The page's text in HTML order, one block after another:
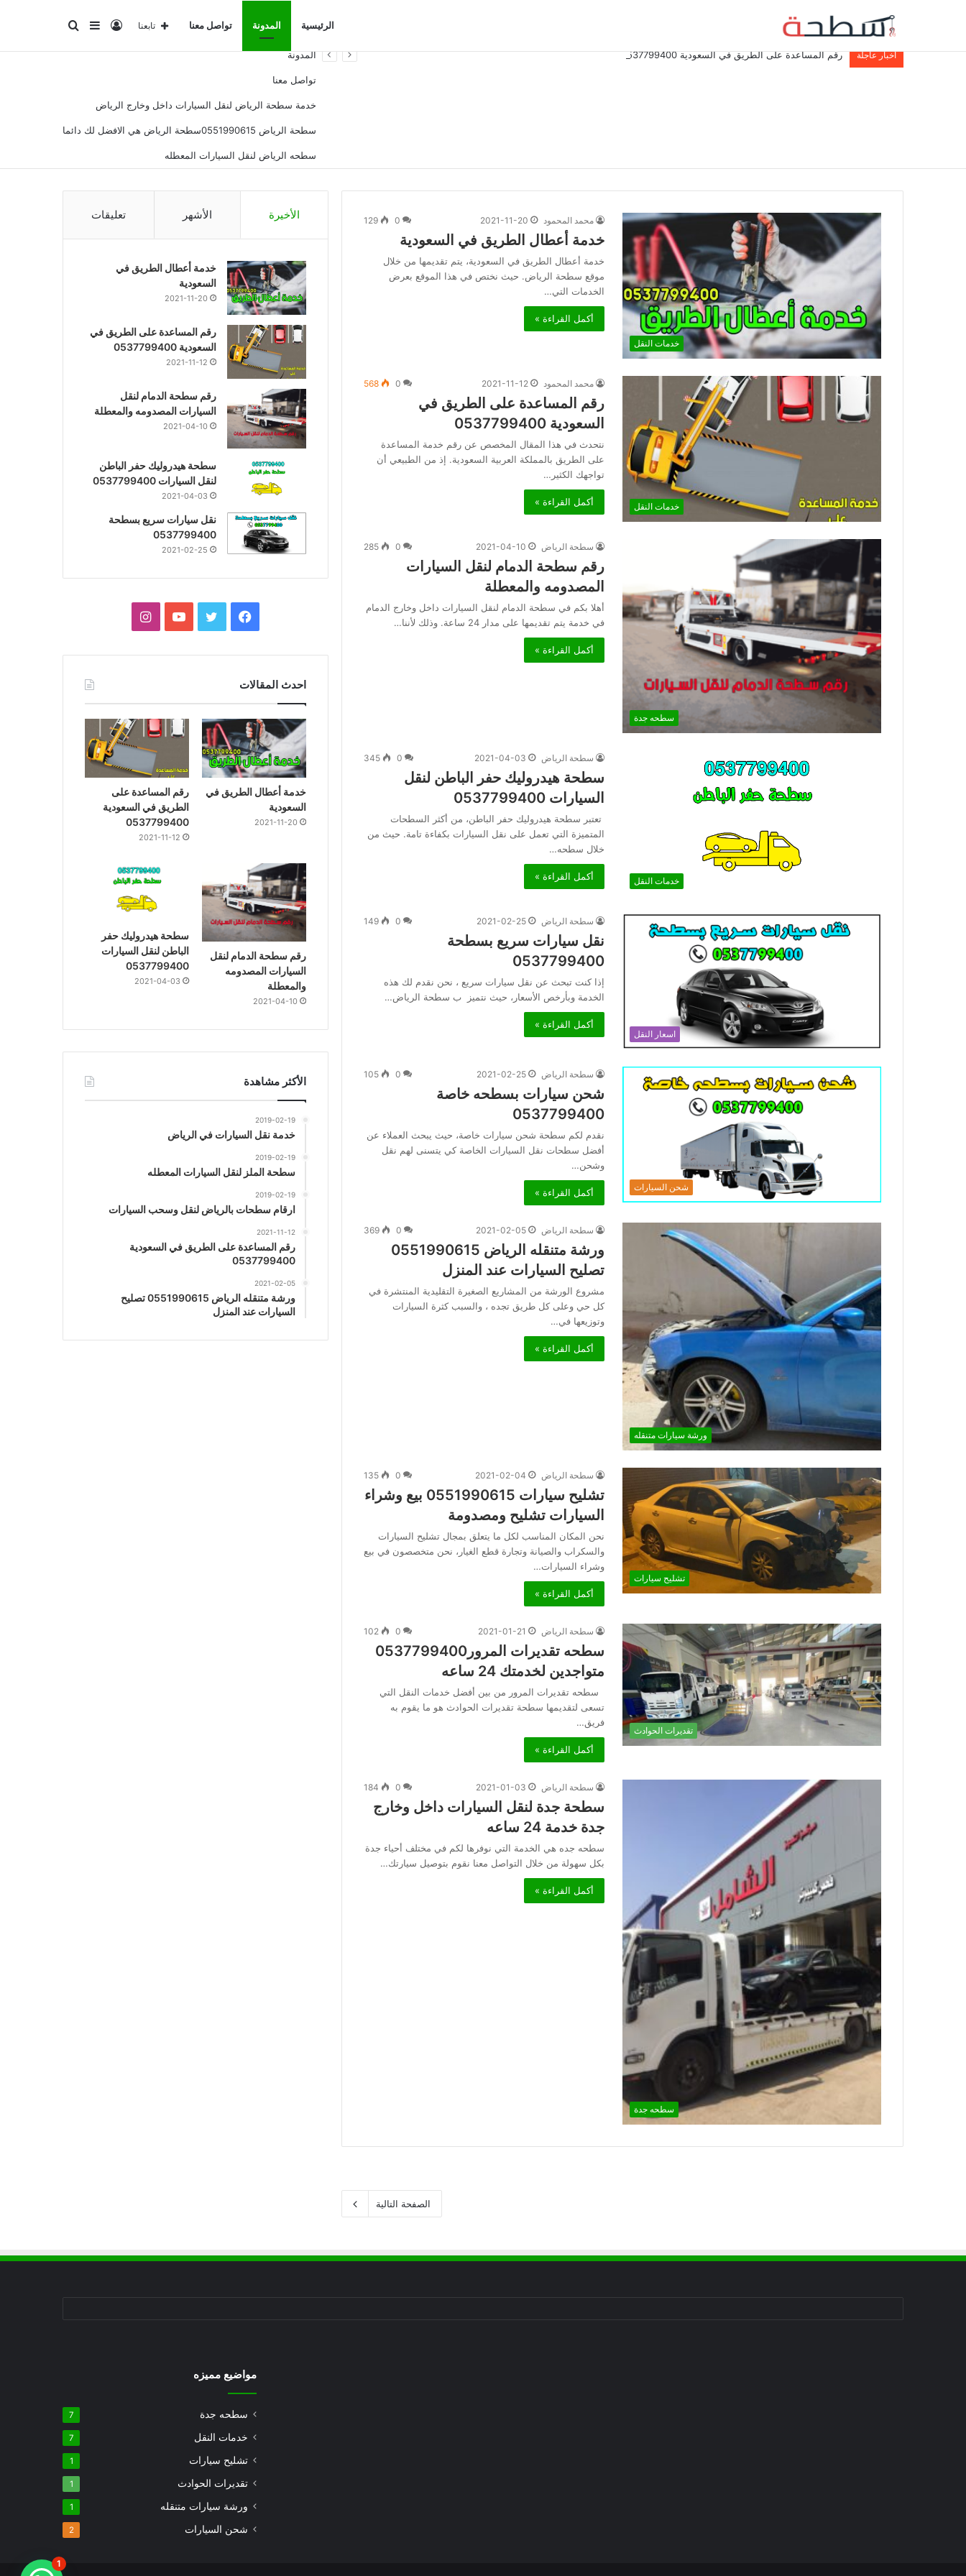
الرئيسية المدونة تواصل معنا بحثإضافة
جانبي
تسجيل تابعنا
أخبار عاجلة رقم المساعدة على الطريق في السعودية 0537799400 المدونة
تواصل معنا
خدمة سطحة الرياض لنقل السيارات داخل وخارج الرياض
سطحة الرياض 0551990615سطحة الرياض هي الافضل لك دائما
سطحه الرياض لنقل السيارات المعطله
خدمات النقل
محمد المحمود 2021-11-20
0
129
خدمة أعطال الطريق في السعودية
خدمة أعطال الطريق في السعودية، يتم تقديمها من خلال
موقع سطحة الرياض. حيث نختص في هذا الموقع بعرض
الخدمات التي…
أكمل القراءة »
خدمات النقل
محمد المحمود 2021-11-12
0
568
رقم المساعدة على الطريق في
السعودية 0537799400
نتحدث في هذا المقال المخصص عن رقم خدمة المساعدة
على الطريق بالمملكة العربية السعودية. إذ من الطبيعي أن
تواجهك الكثير…
أكمل القراءة »
سطحه جدة
سطحة الرياض 2021-04-10
0
285
رقم سطحة الدمام لنقل السيارات
المصدومه والمعطلة
أهلا بكم في سطحة الدمام لنقل السيارات داخل وخارج الدمام
في خدمة يتم تقديمها على مدار 24 ساعة. وذلك لأننا…
أكمل القراءة »
خدمات النقل
سطحة الرياض 2021-04-03
0
345
سطحة هيدروليك حفر الباطن لنقل
السيارات 0537799400
تعتبر سطحة هيدروليك حفر الباطن، من أكثر السطحات
المتميزة التي تعمل على نقل السيارات بكفاءة تامة. حيث من
خلال سطحه…
أكمل القراءة »
اسعار النقل
سطحة الرياض 2021-02-25
0
149
نقل سيارات سريع بسطحة
0537799400
إذا كنت تبحث عن نقل سيارات سريع ، نحن نقدم لك هذه
الخدمة وبأرخص الأسعار، حيث نتميز ب سطحة الرياض…
أكمل القراءة »
شحن السيارات
سطحة الرياض 2021-02-25
0
105
شحن سيارات بسطحه خاصة
0537799400
نقدم لكم سطحة شحن سيارات خاصة، حيث يبحث العملاء عن
أفضل سطحات نقل السيارات الخاصة كي يتسنى لهم نقل
وشحن…
أكمل القراءة »
ورشة سيارات متنقله
سطحة الرياض 2021-02-05
0
369
ورشة متنقله الرياض 0551990615
تصليح السيارات عند المنزل
مشروع الورشة من المشاريع الصغيرة التقليدية المنتشرة في
كل حي وعلى كل طريق تجده ، والسبب كثرة السيارات
وتوزيعها في…
أكمل القراءة »
تشليح سيارات
سطحة الرياض 2021-02-04
0
135
تشليح سيارات 0551990615 بيع وشراء
السيارات تشليح ومصدومة
نحن المكان المناسب لكل ما يتعلق بمجال تشليح السيارات
والسكراب والصيانة وتجارة قطع الغيار، نحن متخصصون في بيع
وشراء السيارات…
أكمل القراءة »
تقديرات الحوادث
سطحة الرياض 2021-01-21
0
102
سطحه تقديرات المرور0537799400
متواجدين لخدمتك 24 ساعه
سطحه تقديرات المرور من بين أفضل خدمات النقل التي
تسعى لتقديمها سطحة تقديرات الحوادث هو ما يقوم به
فريق…
أكمل القراءة »
سطحه جدة
سطحة الرياض 2021-01-03
0
184
سطحة جدة لنقل السيارات داخل وخارج
جدة خدمة 24 ساعه
سطحه جده هي الخدمة التي نوفرها لكم في مختلف أحياء جدة
بكل سهولة من خلال التواصل معنا نقوم بتوصيل سيارتك…
أكمل القراءة »
الصفحة التالية
الأخيرة الأشهر تعليقات
خدمة أعطال الطريق في
السعودية
2021-11-20
رقم المساعدة على الطريق في
السعودية 0537799400
2021-11-12
رقم سطحة الدمام لنقل
السيارات المصدومه والمعطلة
2021-04-10
سطحة هيدروليك حفر الباطن
لنقل السيارات 0537799400
2021-04-03
نقل سيارات سريع بسطحة
0537799400
2021-02-25
فيسبوكتويتر يوتيوبانستقرام
احدث المقالات
خدمة أعطال الطريق في
السعودية
2021-11-20
رقم المساعدة على
الطريق في السعودية
0537799400
2021-11-12
رقم سطحة الدمام لنقل
السيارات المصدومه
والمعطلة
2021-04-10
سطحة هيدروليك حفر
الباطن لنقل السيارات
0537799400
2021-04-03
الأكثر مشاهدة
2019-02-19
خدمة نقل السيارات في الرياض
2019-02-19
سطحة الملز لنقل السيارات المعطله
2019-02-19
ارقام سطحات بالرياض لنقل وسحب السيارات
2021-11-12
رقم المساعدة على الطريق في السعودية
0537799400
2021-02-05
ورشة متنقله الرياض 0551990615 تصليح
السيارات عند المنزل
مواضيع مميزه
سطحه جدة 7
خدمات النقل 7
تشليح سيارات 1
تقديرات الحوادث 1
ورشة سيارات متنقله 1
شحن السيارات 2
1